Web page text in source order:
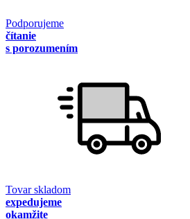
Podporujeme
čítanie
s porozumením
Tovar skladom
expedujeme
okamžite